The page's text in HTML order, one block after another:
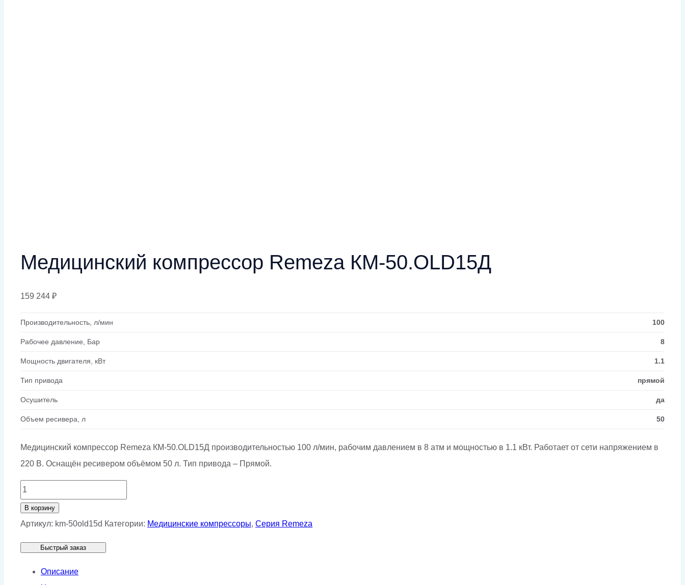
Медицинский компрессор Remeza КМ-50.OLD15Д
159 244 ₽
Производительность, л/мин 100
Рабочее давление, Бар 8
Мощность двигателя, кВт 1.1
Тип привода прямой
Осушитель да
Объем ресивера, л 50
Медицинский компрессор Remeza КМ-50.OLD15Д производительностью 100 л/мин, рабочим давлением в 8 атм и мощностью в 1.1 кВт. Работает от сети напряжением в
220 В. Оснащён ресивером объёмом 50 л. Тип привода – Прямой.
Количество
товара
Медицинский
Remeza
КМ-50.OLD15Д
В корзину
Артикул: km-50old15d Категории: Медицинские компрессоры, Серия Remeza
Быстрый заказ
Описание